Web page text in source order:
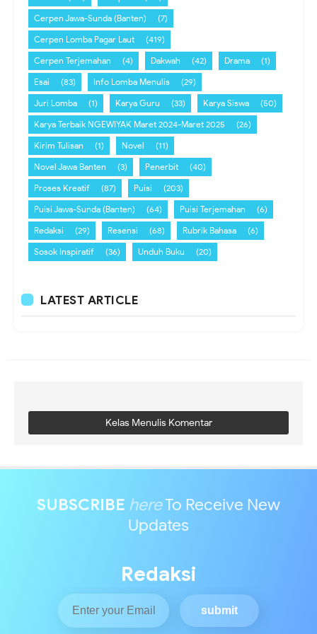
Cerpen Jawa-Sunda (Banten)
(7)
Cerpen Lomba Pagar Laut
(419)
Cerpen Terjemahan
(4) Dakwah (42) Drama
(1)
Esai
(83) Info Lomba Menulis
(29)
Juri Lomba
(1) Karya Guru (33) Karya Siswa
(50)
Karya Terbaik NGEWIYAK Maret 2024-Maret 2025
(26)
Kirim Tulisan
(1) Novel
(11)
Novel Jawa Banten
(3) Penerbit
(40)
Proses Kreatif
(87) Puisi
(203)
Puisi Jawa-Sunda (Banten)
(64) Puisi Terjemahan
(6)
Redaksi
(29) Resensi (68) Rubrik Bahasa
(6)
Sosok Inspiratif
(36) Unduh Buku (20)
LATEST ARTICLE
Kelas Menulis Komentar
SUBSCRIBE hereTo Receive New
Updates
Redaksi